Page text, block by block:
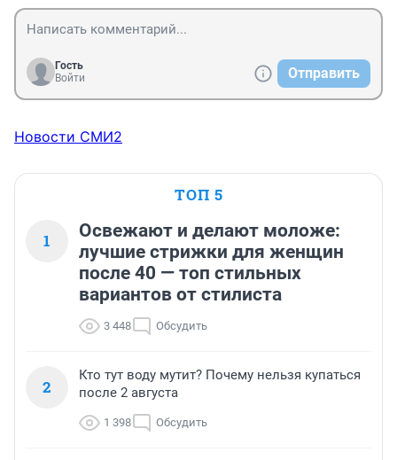
Гость
Войти
Отправить
Новости СМИ2
ТОП 5
1
Освежают и делают моложе:
лучшие стрижки для женщин
после 40 — топ стильных
вариантов от стилиста
3 448 Обсудить
2
Кто тут воду мутит? Почему нельзя купаться
после 2 августа
1 398 Обсудить